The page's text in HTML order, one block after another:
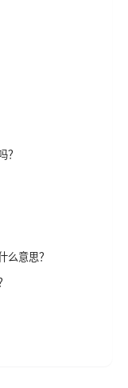
？
么意思？